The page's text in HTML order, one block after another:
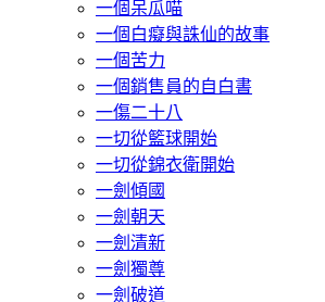
一個呆瓜喵
一個白癡與誅仙的故事
一個苦力
一個銷售員的自白書
一傷二十八
一切從籃球開始
一切從錦衣衛開始
一劍傾國
一劍朝天
一劍清新
一劍獨尊
一劍破道